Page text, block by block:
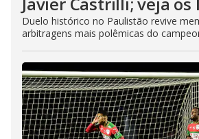
Duelo histórico no Paulistão revive
arbitragens mais polêmicas do